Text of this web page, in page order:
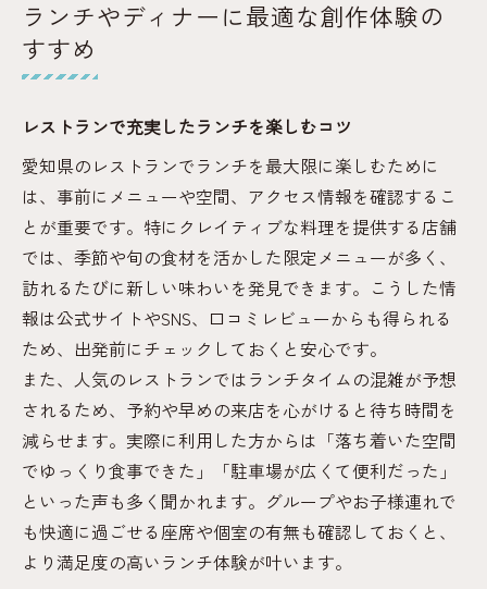
ランチやディナーに最適な創作体験の
すすめ
レストランで充実したランチを楽しむコツ
愛知県のレストランでランチを最大限に楽しむために
は、事前にメニューや空間、アクセス情報を確認するこ
とが重要です。特にクレイティブな料理を提供する店舗
では、季節や旬の食材を活かした限定メニューが多く、
訪れるたびに新しい味わいを発見できます。こうした情
報は公式サイトやSNS、口コミレビューからも得られる
ため、出発前にチェックしておくと安心です。
また、人気のレストランではランチタイムの混雑が予想
されるため、予約や早めの来店を心がけると待ち時間を
減らせます。実際に利用した方からは「落ち着いた空間
でゆっくり食事できた」「駐車場が広くて便利だった」
といった声も多く聞かれます。グループやお子様連れで
も快適に過ごせる座席や個室の有無も確認しておくと、
より満足度の高いランチ体験が叶います。